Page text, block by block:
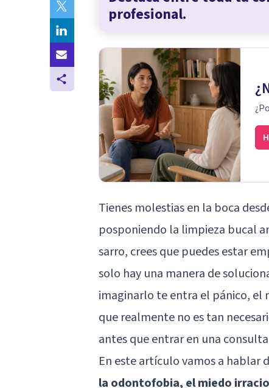
profesional.
Tienes molestias en la boca
posponiendo la limpieza bucal
sarro, crees que puedes estar
solo hay una manera de
imaginarlo te entra el pánico, el
que realmente no es tan
antes que entrar en una
En este artículo vamos a hablar
la odontofobia, el miedo